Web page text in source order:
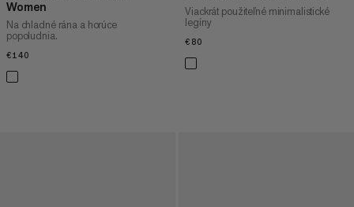
Women
Na chladné rána a horúce
popoludnia.
€140
Viackrát použiteľné minimalistické
legíny
€80